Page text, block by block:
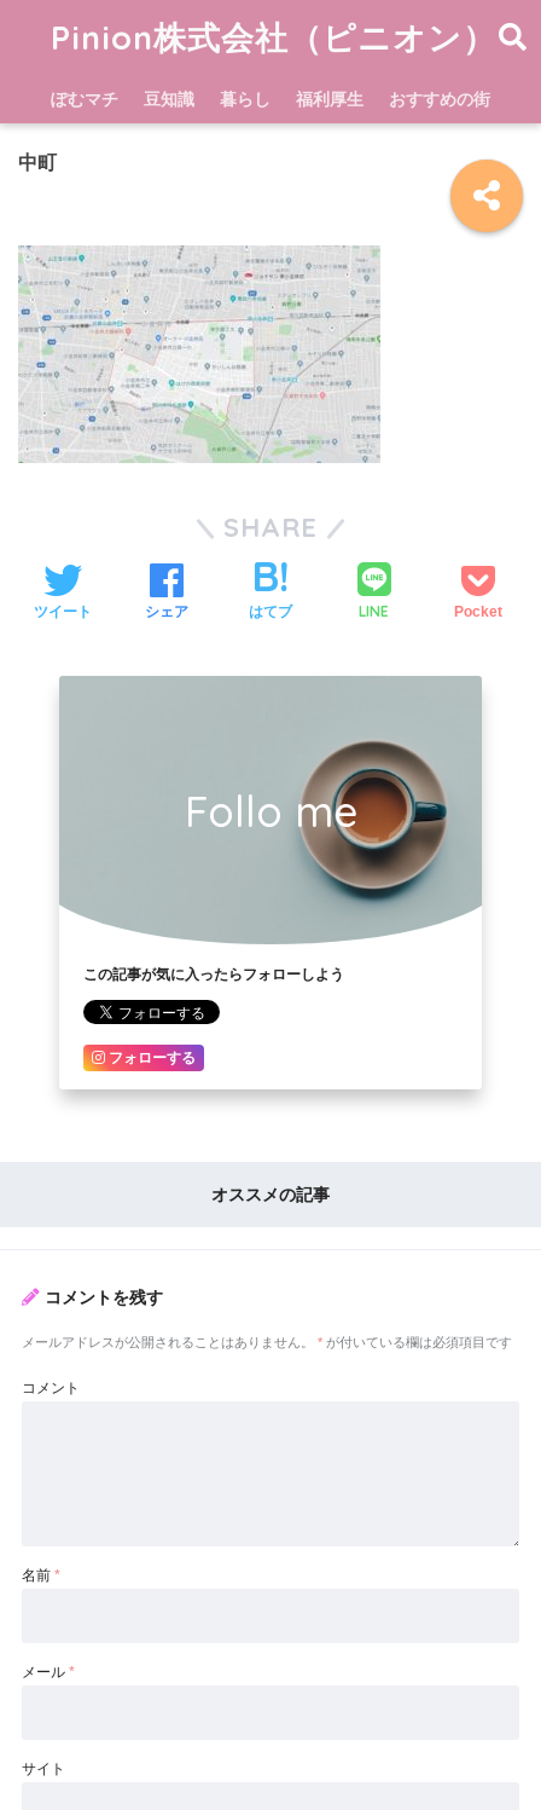
Pinion株式会社（ピニオン）
ぽむマチ 豆知識 暮らし 福利厚生 おすすめの街
中町
SHARE
ツイート シェア はてブ LINE Pocket
Follo me
この記事が気に入ったらフォローしよう
フォローする
オススメの記事
コメントを残す
メールアドレスが公開されることはありません。 * が付いている欄は必須項目です
コメント
名前 *
メール *
サイト